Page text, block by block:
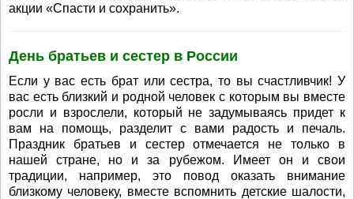
акции «Спасти и сохранить».
День братьев и сестер в России
Если у вас есть брат или сестра, то вы счастливчик! У
вас есть близкий и родной человек с которым вы вместе
росли и взрослели, который не задумываясь придет к
вам на помощь, разделит с вами радость и печаль.
Праздник братьев и сестер отмечается не только в
нашей стране, но и за рубежом. Имеет он и свои
традиции, например, это повод оказать внимание
близкому человеку, вместе вспомнить детские шалости,